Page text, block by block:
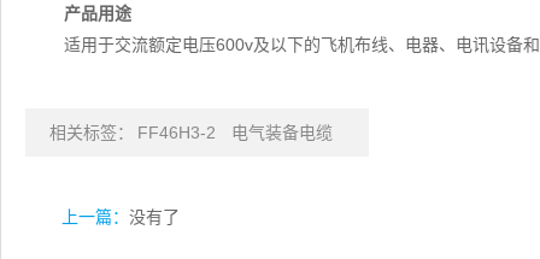
产品用途
适用于交流额定电压600v及以下的飞机布线、电器、电讯设备
相关标签： FF46H3-2 电气装备电缆
上一篇： 没有了